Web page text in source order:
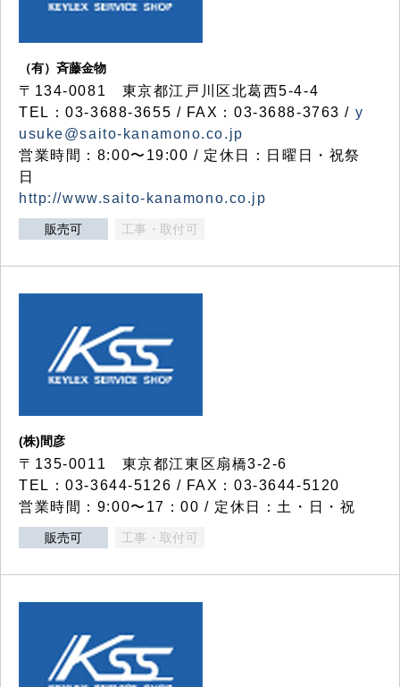
（有）斉藤金物
〒134-0081 東京都江戸川区北葛西5-4-4
TEL：03-3688-3655 / FAX：03-3688-3763 / y
usuke@saito-kanamono.co.jp
営業時間：8:00〜19:00 / 定休日：日曜日・祝祭
日
http://www.saito-kanamono.co.jp
販売可 工事・取付可
(株)間彦
〒135-0011 東京都江東区扇橋3-2-6
TEL：03-3644-5126 / FAX：03-3644-5120
営業時間：9:00〜17：00 / 定休日：土・日・祝
販売可 工事・取付可